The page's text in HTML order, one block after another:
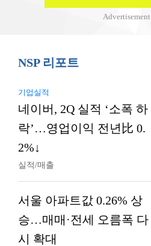
Advertisement
NSP 리포트
기업실적
네이버, 2Q 실적 ‘소폭 하
락’…영업이익 전년比 0.
2%↓
실적/매출
서울 아파트값 0.26% 상
승…매매·전세 오름폭 다
시 확대